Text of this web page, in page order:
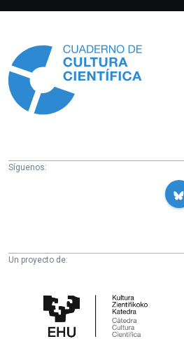
Síguenos:
Un proyecto de:
Cultura
Científica